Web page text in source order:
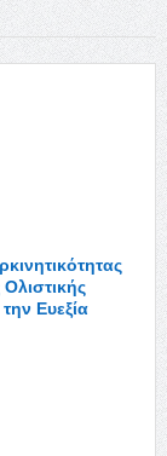
Ευεξία